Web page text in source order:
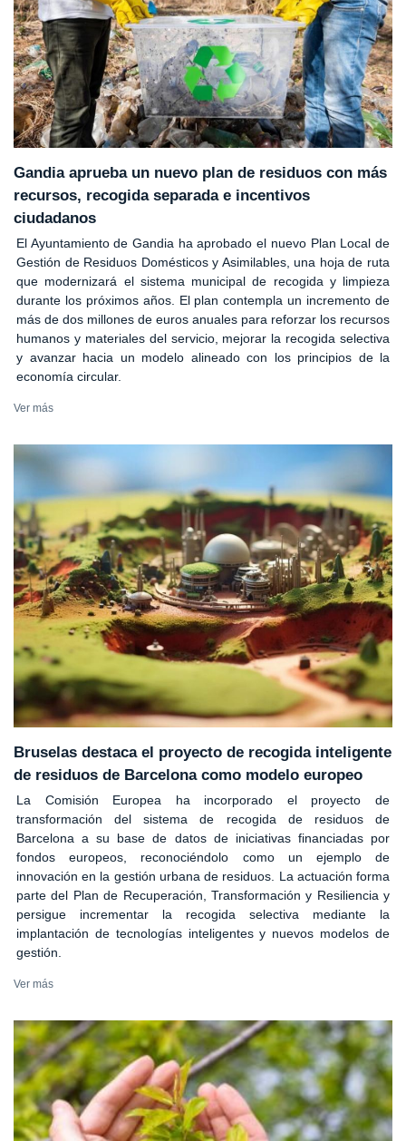
Gandia aprueba un nuevo plan de residuos con más
recursos, recogida separada e incentivos
ciudadanos
El Ayuntamiento de Gandia ha aprobado el nuevo Plan Local de
Gestión de Residuos Domésticos y Asimilables, una hoja de ruta
que modernizará el sistema municipal de recogida y limpieza
durante los próximos años. El plan contempla un incremento de
más de dos millones de euros anuales para reforzar los recursos
humanos y materiales del servicio, mejorar la recogida selectiva
y avanzar hacia un modelo alineado con los principios de la
economía circular.
Ver más
Bruselas destaca el proyecto de recogida inteligente
de residuos de Barcelona como modelo europeo
La Comisión Europea ha incorporado el proyecto de
transformación del sistema de recogida de residuos de
Barcelona a su base de datos de iniciativas financiadas por
fondos europeos, reconociéndolo como un ejemplo de
innovación en la gestión urbana de residuos. La actuación forma
parte del Plan de Recuperación, Transformación y Resiliencia y
persigue incrementar la recogida selectiva mediante la
implantación de tecnologías inteligentes y nuevos modelos de
gestión.
Ver más